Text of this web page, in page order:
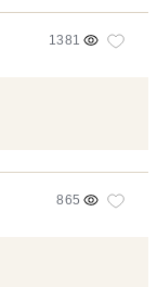
1381
865